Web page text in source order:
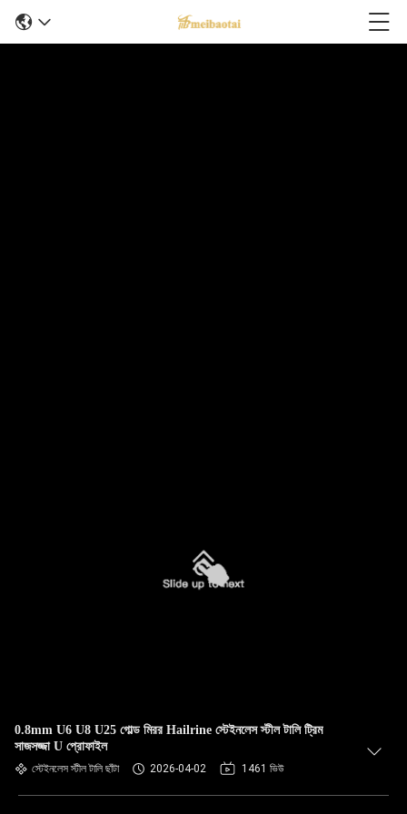
0.8mm U6 U8 U25 গোল্ড মিরর Hailrine স্টেইনলেস স্টীল টালি ট্রিম
সাজসজ্জা U প্রোফাইল
স্টেইনলেস স্টীল টালি ছাঁটা 2026-04-02 1461 ভিউ